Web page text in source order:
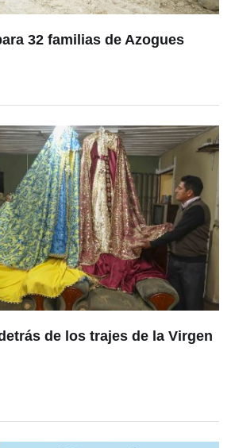
32 familias de Azogues
de los trajes de la Virgen